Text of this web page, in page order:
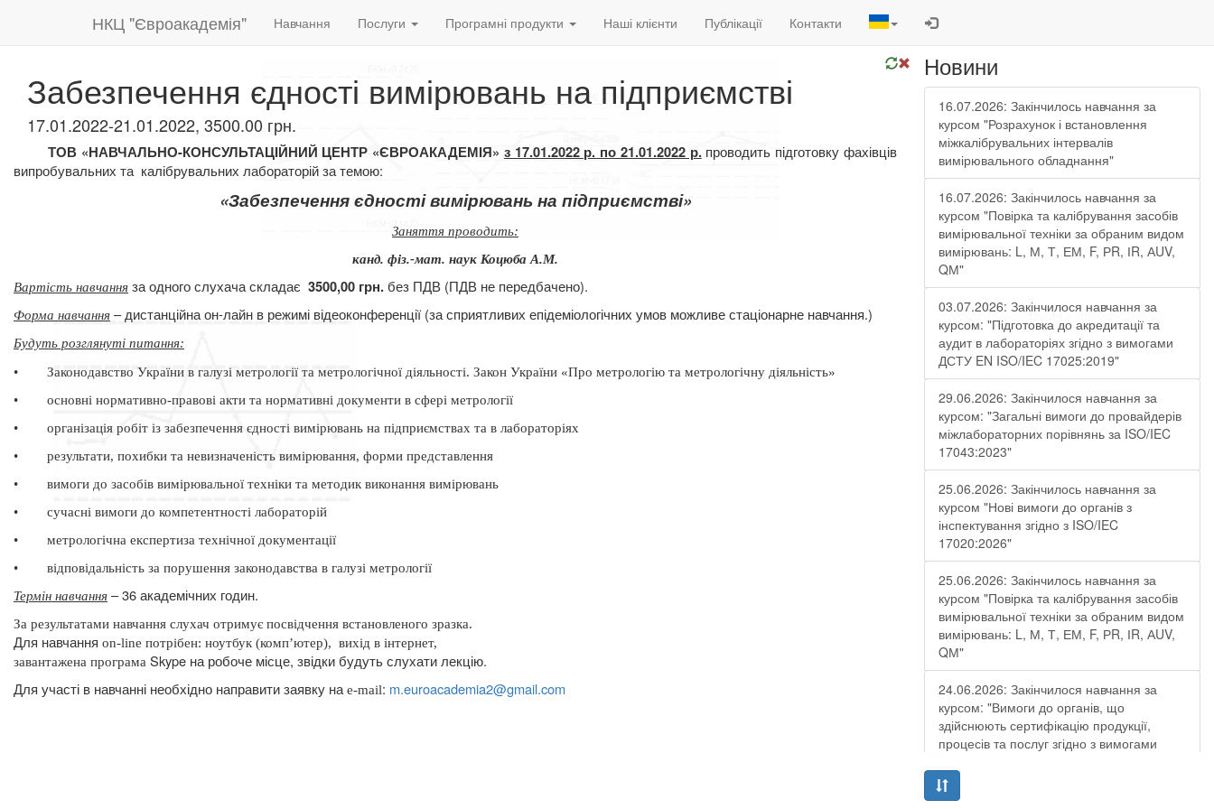
НКЦ "Євроакадемія" Навчання Послуги Програмні продукти Наші клієнти Публікації Контакти
Забезпечення єдності вимірювань на підприємстві
17.01.2022-21.01.2022, 3500.00 грн.
ТОВ «НАВЧАЛЬНО-КОНСУЛЬТАЦІЙНИЙ ЦЕНТР «ЄВРОАКАДЕМІЯ» з 17.01.2022 р. по 21.01.2022 р. проводить підготовкуфахівців
випробувальних та калібрувальних лабораторій за темою:
«Забезпечення єдності вимірювань на підприємстві»
Заняття проводить:
канд. фіз.-мат. наук Коцюба А.М.
Вартість навчання за одного слухача складає 3500,00 грн. без ПДВ (ПДВ не передбачено).
Форма навчання – дистанційна он-лайн в режимі відеоконференції (за сприятливих епідеміологічних умов можливе стаціонарне навчання.)
Будуть розглянуті питання:
•
Законодавство України в галузі метрології та метрологічної діяльності. Закон України «Про метрологію та метрологічну діяльність»
•
основні нормативно-правові акти та нормативні документи в сфері метрології
•
організація робіт із забезпечення єдності вимірювань на підприємствах та в лабораторіях
•
результати, похибки та невизначеність вимірювання, форми представлення
•
вимоги до засобів вимірювальної техніки та методик виконання вимірювань
•
сучасні вимоги до компетентності лабораторій
•
метрологічна експертиза технічної документації
•
відповідальність за порушення законодавства в галузі метрології
Термін навчання – 36 академічних годин.
За результатами навчання слухач отримує посвідчення встановленого зразка.
Для навчання on-line потрібен: ноутбук (комп’ютер), вихід в інтернет,
завантажена програма Skype на робоче місце, звідки будуть слухати лекцію.
Для участі в навчанні необхідно направити заявку на e-mail: m.euroacademia2@gmail.com
Новини
16.07.2026: Закінчилось навчання за
курсом "Розрахунок і встановлення
міжкалібрувальних інтервалів
вимірювального обладнання"
16.07.2026: Закінчилось навчання за
курсом "Повірка та калібрування засобів
вимірювальної техніки за обраним видом
вимірювань: L, М, Т, ЕМ, F, РR, ІR, АUV,
QМ"
03.07.2026: Закінчилося навчання за
курсом: "Підготовка до акредитації та
аудит в лабораторіях згідно з вимогами
ДСТУ EN ISO/IEC 17025:2019"
29.06.2026: Закінчилося навчання за
курсом: "Загальні вимоги до провайдерів
міжлабораторних порівнянь за ISO/IEC
17043:2023"
25.06.2026: Закінчилось навчання за
курсом "Нові вимоги до органів з
інспектування згідно з ISO/IEC
17020:2026"
25.06.2026: Закінчилось навчання за
курсом "Повірка та калібрування засобів
вимірювальної техніки за обраним видом
вимірювань: L, М, Т, ЕМ, F, РR, ІR, АUV,
QМ"
24.06.2026: Закінчилося навчання за
курсом: "Вимоги до органів, що
здійснюють сертифікацію продукції,
процесів та послуг згідно з вимогами
19.06.2026: Закінчилося навчання за